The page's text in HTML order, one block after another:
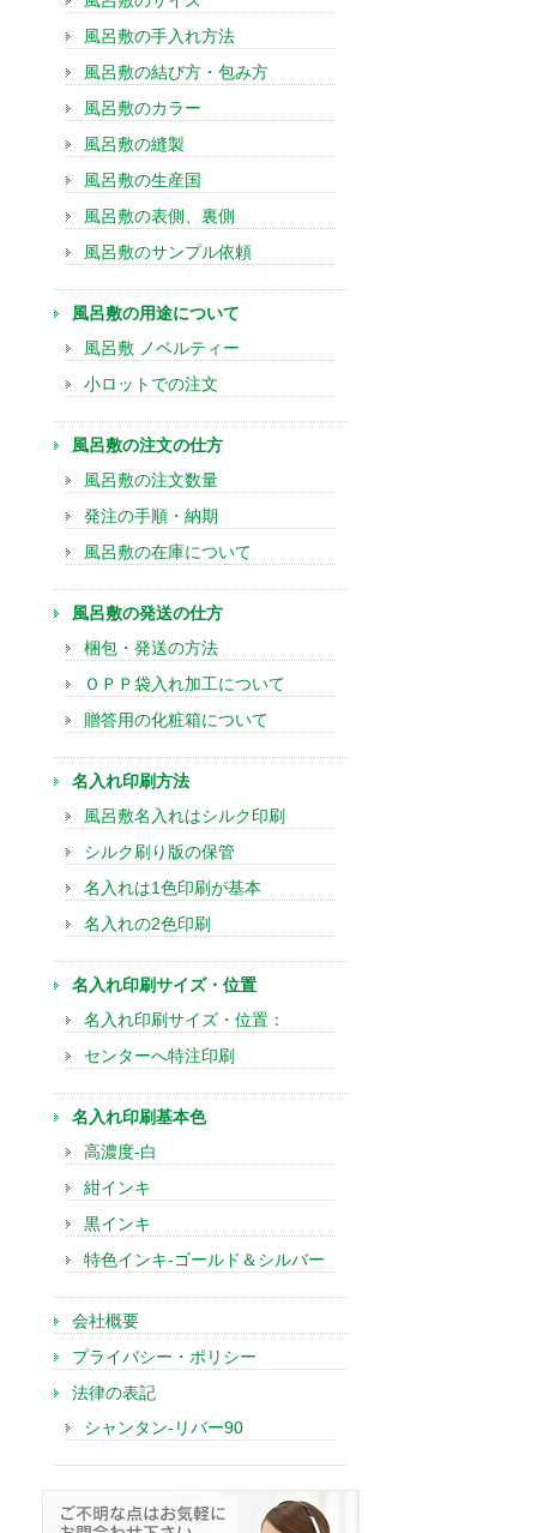
風呂敷の手入れ方法
風呂敷の結び方・包み方
風呂敷のカラー
風呂敷の縫製
風呂敷の生産国
風呂敷の表側、裏側
風呂敷のサンプル依頼
風呂敷の用途について
風呂敷 ノベルティー
小ロットでの注文
風呂敷の注文の仕方
風呂敷の注文数量
発注の手順・納期
風呂敷の在庫について
風呂敷の発送の仕方
梱包・発送の方法
ＯＰＰ袋入れ加工について
贈答用の化粧箱について
名入れ印刷方法
風呂敷名入れはシルク印刷
シルク刷り版の保管
名入れは1色印刷が基本
名入れの2色印刷
名入れ印刷サイズ・位置
名入れ印刷サイズ・位置：
センターへ特注印刷
名入れ印刷基本色
高濃度-白
紺インキ
黒インキ
特色インキ-ゴールド＆シルバー
会社概要
プライバシー・ポリシー
法律の表記
シャンタン-リバー90